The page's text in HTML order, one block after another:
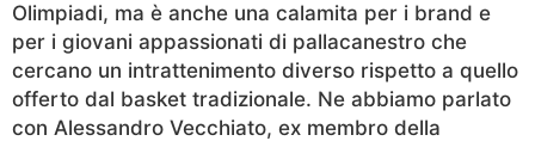
Olimpiadi, ma è anche una calamita per i brand e
per i giovani appassionati di pallacanestro che
cercano un intrattenimento diverso rispetto a quello
offerto dal basket tradizionale. Ne abbiamo parlato
con Alessandro Vecchiato, ex membro della